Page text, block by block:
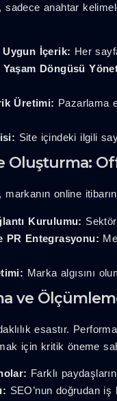
anahtar
Uygun İçerik: Her
Döngüsü
Üretimi: Pazarlama
Site içindeki ilgili
Oluşturma:
online
Kurulumu:
PR Entegrasyonu:
Marka algısını
ve
esastır.
için kritik öneme
Farklı
SEO’nun doğrudan